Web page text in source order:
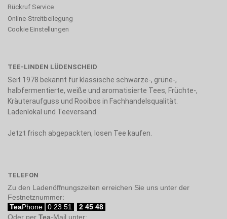
Rückruf Service
Online-Streitbeilegung
Cookie Einstellungen
TEE-LINDEN LÜDENSCHEID
Seit 1978 bekannt für klassische schwarze-, grüne-,
halbfermentierte, weiße und aromatisierte Tees, Früchte-,
Kräuteraufguss und Rooibos in Fachhandelsqualität.
Ladenlokal und Teeversand.
Jetzt frisch abgepackten, losen Tee kaufen.
TELEFON
Zu den Ladenöffnungszeiten erreichen Sie uns unter der
Festnetznummer:
TeaPhone 0 23 51
2 45 48
Oder per Tea-Mail unter: